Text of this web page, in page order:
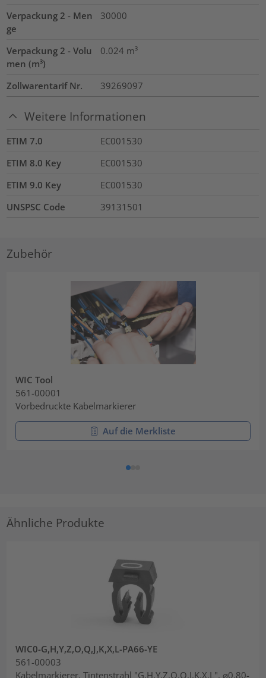
Verpackung 2 - Men
ge
30000
Verpackung 2 - Volu
men (m³)
0.024 m³
Zollwarentarif Nr. 39269097
Weitere Informationen
ETIM 7.0
EC001530
ETIM 8.0 Key
EC001530
ETIM 9.0 Key
EC001530
UNSPSC Code
39131501
Zubehör
WIC Tool
561-00001
Vorbedruckte Kabelmarkierer
Auf die Merkliste
Ähnliche Produkte
WIC0-G,H,Y,Z,O,Q,J,K,X,L-PA66-YE
561-00003
Kabelmarkierer, Tintenstrahl "G,H,Y,Z,O,Q,J,K,X,L", ⌀0.80-